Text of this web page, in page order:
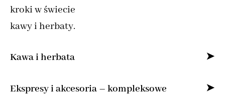
kroki w świecie
kawy i herbaty.
Kawa i herbata
Specjalizujemy się w sprzedaży kawy ziarnistej
Ekspresy i akcesoria – kompleksowe